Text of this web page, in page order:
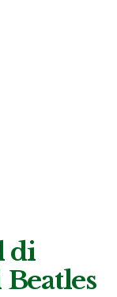
di